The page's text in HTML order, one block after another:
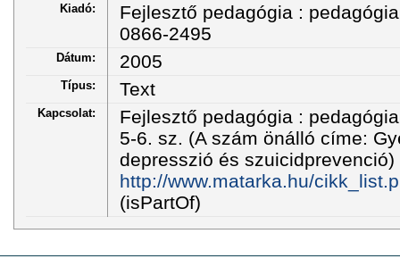
Kiadó:
Fejlesztő pedagógia :
0866-2495
Dátum: 2005
Típus: Text
Kapcsolat:
Fejlesztő pedagógia :
5-6. sz. (A szám önálló címe:
depresszió és szuicidprevenció)
http://www.matarka.hu/
(isPartOf)